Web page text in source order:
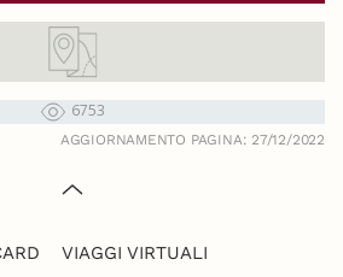
6753
AGGIORNAMENTO PAGINA: 27/12/2022
VIAGGI VIRTUALI